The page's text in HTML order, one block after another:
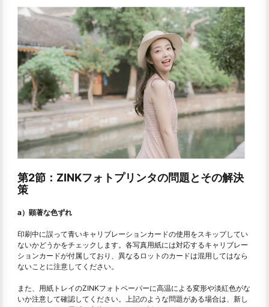
第2節：ZINKフォトプリンタの問題とその解決
策
a）顕著な色ずれ
印刷中に誤って青いキャリブレーションカードの使用をスキップしてい
ないかどうかをチェックします。各写真用紙には対応するキャリブレー
ションカードが付属しており、異なるロットのカードは混用してはなら
ないことに注意してください。
また、用紙トレイのZINKフォトペーパーに高温による変形や淡紅色がな
いか注意して確認してください。上記のような問題がある場合は、新し